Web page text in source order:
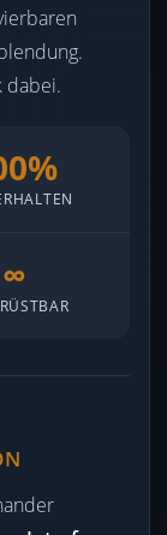
dabei.
∞